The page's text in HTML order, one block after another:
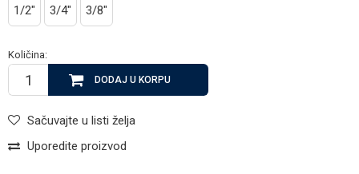
1/2" 3/4" 3/8"
Količina:
DODAJ U KORPU
Sačuvajte u listi želja
Uporedite proizvod